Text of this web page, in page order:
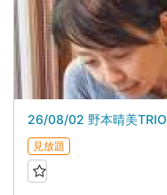
26/08/02 野本晴美TRIO
見放題